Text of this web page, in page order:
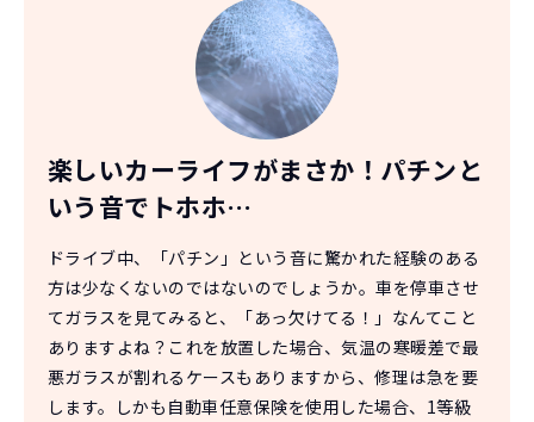
楽しいカーライフがまさか！ パチンと
いう音でトホホ…
ドライブ中、「パチン」という音に驚かれた経験のある
方は少なくないのではないのでしょうか。車を停車させ
てガラスを見てみると、「あっ欠けてる！」なんてこと
ありますよね？これを放置した場合、気温の寒暖差で最
悪ガラスが割れるケースもありますから、修理は急を要
します。しかも自動車任意保険を使用した場合、1等級